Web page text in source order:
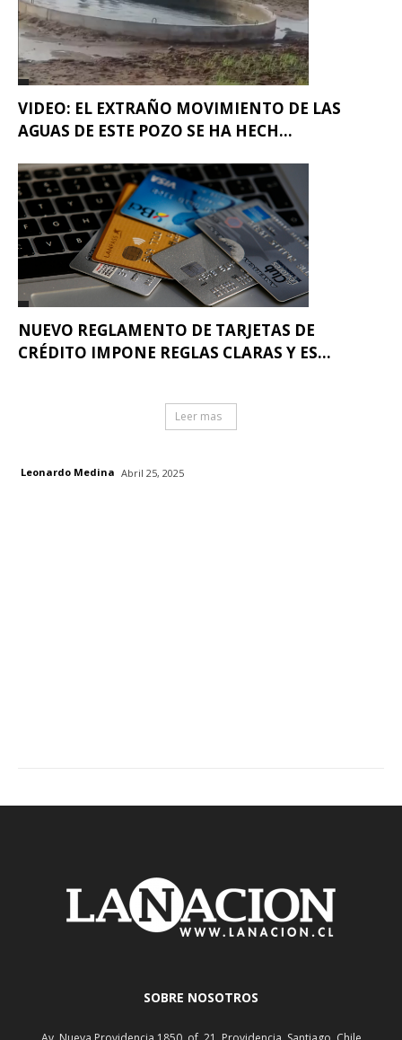
VIDEO: EL EXTRAÑO MOVIMIENTO DE LAS
AGUAS DE ESTE POZO SE HA HECH...
NUEVO REGLAMENTO DE TARJETAS DE
CRÉDITO IMPONE REGLAS CLARAS Y ES...
Leer mas
Leonardo Medina Abril 25, 2025
SOBRE NOSOTROS